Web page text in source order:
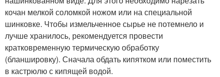
кочан мелкой соломкой ножом или на специальной
шинковке. Чтобы измельченное сырье не потемнело и
лучше хранилось, рекомендуется провести
кратковременную термическую обработку
(бланшировку). Сначала обдать кипятком или поместить
в кастрюлю с кипящей водой.